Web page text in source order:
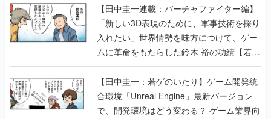
【田中圭一連載：バーチャファイター編】
「新しい3D表現のために、軍事技術を採り
入れたい」世界情勢を味方につけて、ゲー
ムに革命をもたらした鈴木 裕の功績【若ゲ
のいたり】
【田中圭一：若ゲのいたり】ゲーム開発統
合環境「Unreal Engine」最新バージョン
で、開発環境はどう変わる？ ゲーム業界向